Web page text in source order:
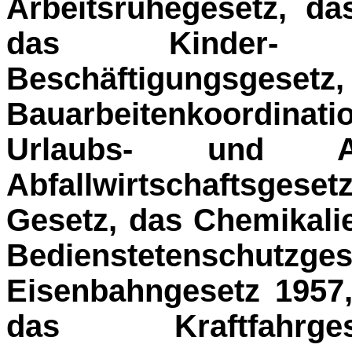
Arbeitsruhegesetz,
das Kinder-
Ur­laubs- und
Gesetz, das
Eisenbahngesetz
das